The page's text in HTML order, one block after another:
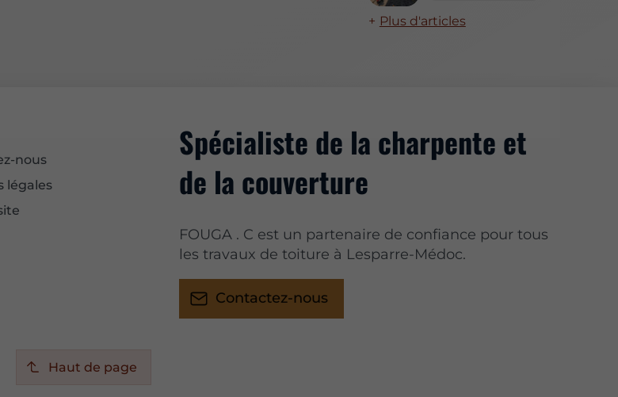
Plus d'articles
nous
légales
Spécialiste de la charpente et
de la couverture
FOUGA . C est un partenaire de confiance pour tous
les travaux de toiture à Lesparre-Médoc.
Contactez-nous
Haut de page